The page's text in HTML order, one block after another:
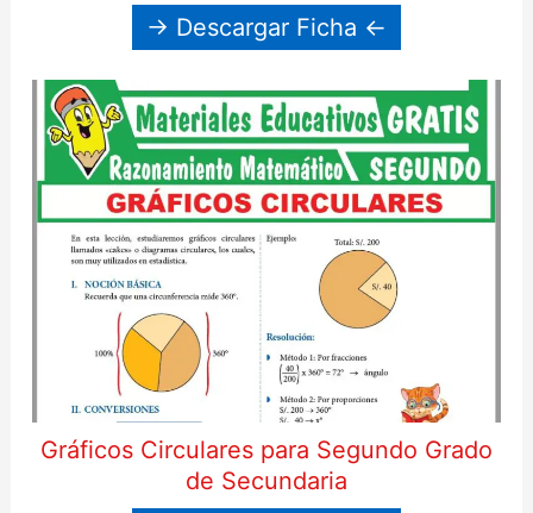
→ Descargar Ficha ←
Gráficos Circulares para Segundo Grado
de Secundaria